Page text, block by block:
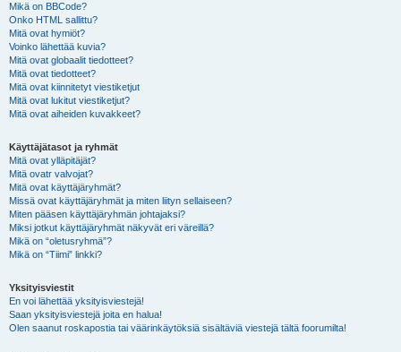
Mikä on BBCode?
Onko HTML sallittu?
Mitä ovat hymiöt?
Voinko lähettää kuvia?
Mitä ovat globaalit tiedotteet?
Mitä ovat tiedotteet?
Mitä ovat kiinnitetyt viestiketjut
Mitä ovat lukitut viestiketjut?
Mitä ovat aiheiden kuvakkeet?
Käyttäjätasot ja ryhmät
Mitä ovat ylläpitäjät?
Mitä ovatr valvojat?
Mitä ovat käyttäjäryhmät?
Missä ovat käyttäjäryhmät ja miten liityn sellaiseen?
Miten pääsen käyttäjäryhmän johtajaksi?
Miksi jotkut käyttäjäryhmät näkyvät eri väreillä?
Mikä on “oletusryhmä”?
Mikä on “Tiimi” linkki?
Yksityisviestit
En voi lähettää yksityisviestejä!
Saan yksityisviestejä joita en halua!
Olen saanut roskapostia tai väärinkäytöksiä sisältäviä viestejä tältä foorumilta!